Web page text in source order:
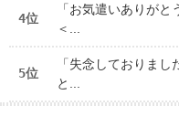
4位
「お気遣いありが
＜...
5位
「失念しておりま
と...